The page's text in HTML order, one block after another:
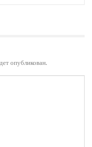
опубликован.